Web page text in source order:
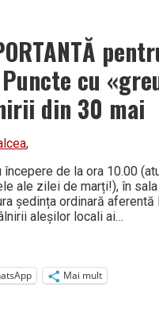
cu
din 30 mai
,
începere de la ora 10.00
ale zilei de marți!), în
ședința ordinară
aleșilor locali ai…
Mai mult